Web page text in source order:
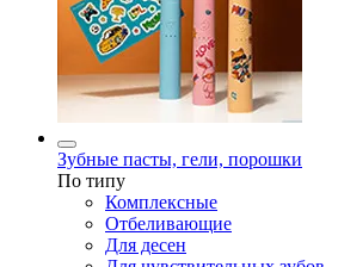
Зубные пасты, гели, порошки
По типу
Комплексные
Отбеливающие
Для десен